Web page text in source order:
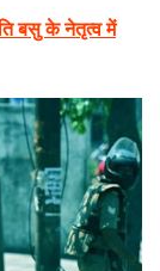
बसु के नेतृत्व में